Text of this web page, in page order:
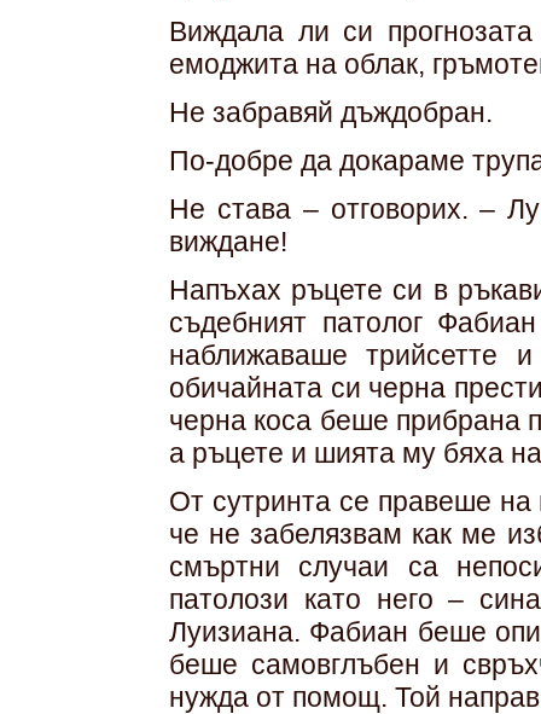
Виждала ли си
емоджита на облак,
Не забравяй дъждобран.
По-добре да докараме
Не става – отговорих. –
виждане!
Напъхах ръцете си в
съдебният патолог
наближаваше трийсетте
обичайната си черна
черна коса беше прибрана
а ръцете и шията му бяха
От сутринта се правеше
че не забелязвам как ме
смъртни случаи са
патолози като него –
Луизиана. Фабиан беше
беше самовглъбен и
нужда от помощ. Той